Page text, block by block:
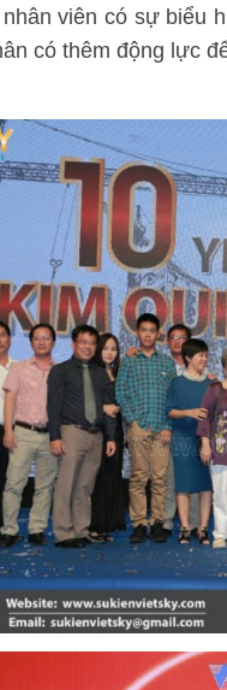
viên có sự biểu
có thêm động lực